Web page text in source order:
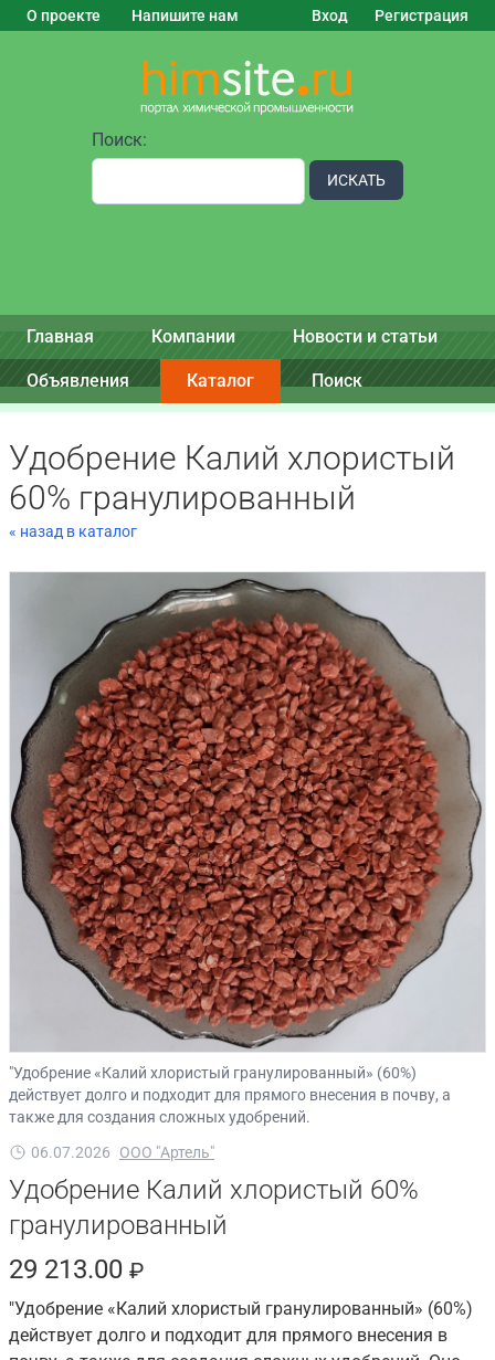
О проекте Напишите нам Вход Регистрация
Поиск:
ИСКАТЬ
Главная Компании Новости и статьи
Объявления Каталог Поиск
Удобрение Калий хлористый
60% гранулированный
« назад в каталог
"Удобрение «Калий хлористый гранулированный» (60%)
действует долго и подходит для прямого внесения в почву, а
также для создания сложных удобрений.
06.07.2026
ООО "Артель"
Удобрение Калий хлористый 60%
гранулированный
29 213.00 ₽
"Удобрение «Калий хлористый гранулированный» (60%)
действует долго и подходит для прямого внесения в